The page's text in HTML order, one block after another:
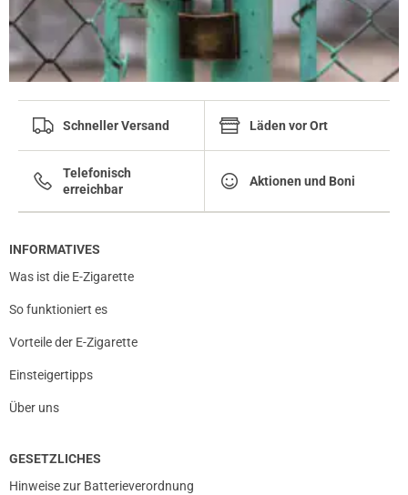
Schneller Versand Läden vor Ort
Telefonisch
erreichbar
Aktionen und Boni
INFORMATIVES
Was ist die E-Zigarette
So funktioniert es
Vorteile der E-Zigarette
Einsteigertipps
Über uns
GESETZLICHES
Hinweise zur Batterieverordnung